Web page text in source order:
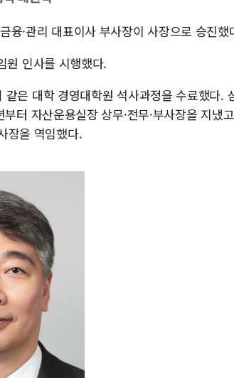
·관리 대표이사 부사장이 사장으로 승진했
원 인사를 시행했다.
은 대학 경영대학원 석사과정을 수료했다.
터 자산운용실장 상무·전무·부사장을 지냈
장을 역임했다.